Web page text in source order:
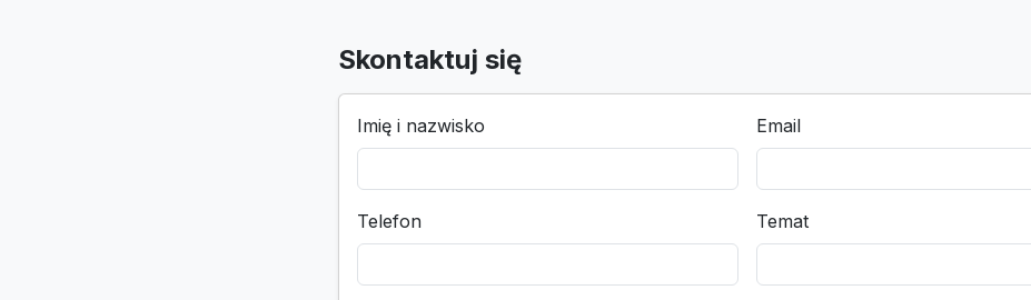
Skontaktuj się
Imię i nazwisko Email
Telefon Temat